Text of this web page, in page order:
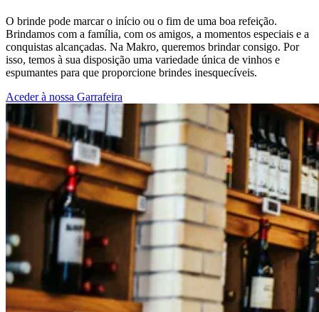
O brinde pode marcar o início ou o fim de uma boa refeição.
Brindamos com a família, com os amigos, a momentos especiais e a
conquistas alcançadas. Na Makro, queremos brindar consigo. Por
isso, temos à sua disposição uma variedade única de vinhos e
espumantes para que proporcione brindes inesquecíveis.
Aceder à nossa Garrafeira